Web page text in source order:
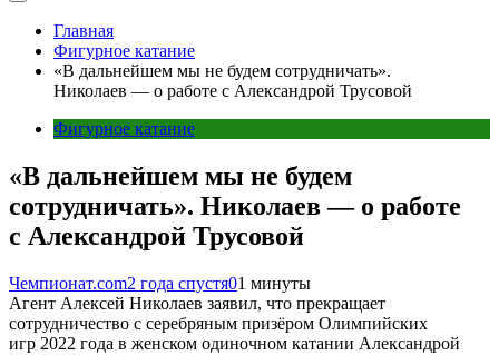
Главная
Фигурное катание
«В дальнейшем мы не будем сотрудничать».
Николаев — о работе с Александрой Трусовой
Фигурное катание
«В дальнейшем мы не будем
сотрудничать». Николаев — о работе
с Александрой Трусовой
Чемпионат.com2 года спустя01 минуты
Агент Алексей Николаев заявил, что прекращает
сотрудничество с серебряным призёром Олимпийских
игр 2022 года в женском одиночном катании Александрой